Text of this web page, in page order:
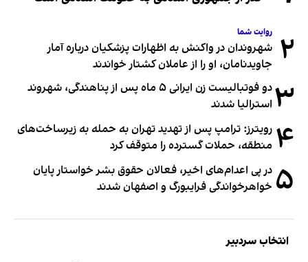
۲ روایت شما
شهروندان در واکنش به اظهارات پزشکیان درباره آمار
جاویدنامان، او را از عاملان کشتار خواندند
۳
دو فوتبالیست زن ایرانی ۵ ماه پس از پناهندگی، شهروند
استرالیا شدند
۴ رویترز: ترامپ پس از تهدید تهران به حمله به زیرساخت‌های
منطقه، حملات گسترده را متوقف کرد
۵ در پی اعدام‌های اخیر، فعالان حقوق بشر خواستار پایان
خواهرخواندگی فرایبورگ و اصفهان شدند
انتخاب سردبیر